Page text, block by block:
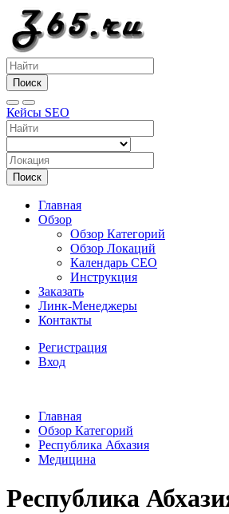
Поиск
Кейсы SEO
Поиск
Главная
Обзор
Обзор Категорий
Обзор Локаций
Календарь СЕО
Инструкция
Заказать
Линк-Менеджеры
Контакты
Регистрация
Вход
Главная
Обзор Категорий
Республика Абхазия
Медицина
Республика